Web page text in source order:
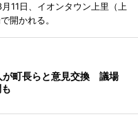
11日、イオンタウン上里（上
開かれる。
が町長らと意見交換 議場